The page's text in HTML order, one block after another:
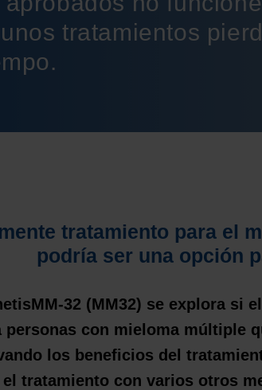
tratamientos
tratamiento para el
podría ser una opción
32 (MM32) se explora si
con mieloma múltiple
los beneficios del
tratamiento con varios otros